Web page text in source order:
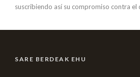
suscribiendo así su compromiso contra el
SARE BERDEAK EHU